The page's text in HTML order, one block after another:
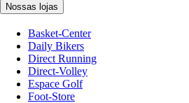
Nossas lojas
Basket-Center
Daily Bikers
Direct Running
Direct-Volley
Espace Golf
Foot-Store